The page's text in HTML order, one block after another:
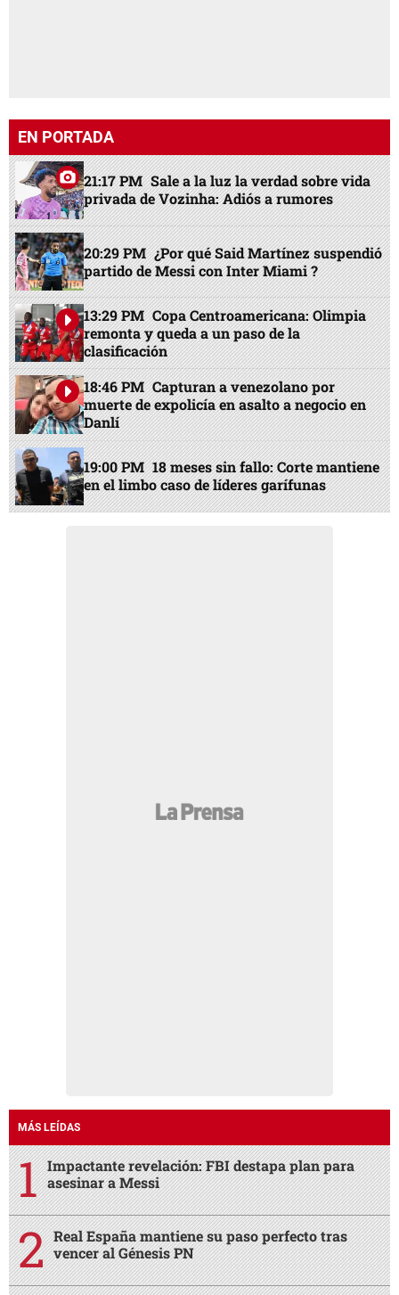
EN PORTADA
21:17 PM Sale a la luz la verdad sobre vida
privada de Vozinha: Adiós a rumores
20:29 PM ¿Por qué Said Martínez suspendió
partido de Messi con Inter Miami ?
13:29 PM Copa Centroamericana: Olimpia
remonta y queda a un paso de la
clasificación
18:46 PM Capturan a venezolano por
muerte de expolicía en asalto a negocio en
Danlí
19:00 PM 18 meses sin fallo: Corte mantiene
en el limbo caso de líderes garífunas
MÁS LEÍDAS
Impactante revelación: FBI destapa plan para
asesinar a Messi
Real España mantiene su paso perfecto tras
vencer al Génesis PN